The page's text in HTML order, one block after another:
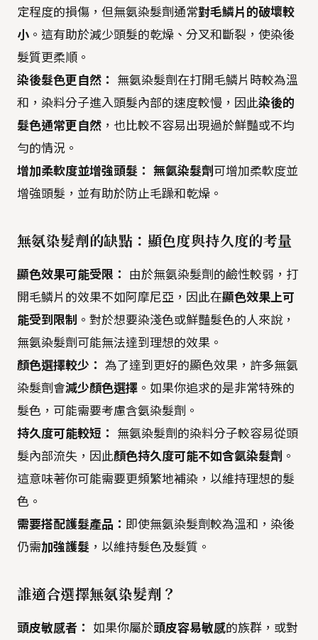
定程度的損傷，但無氨染髮劑通常對毛鱗片的破壞較
小 。這有助於減少頭髮的乾燥、分叉和斷裂，使染後
髮質更柔順。
染後髮色更自然：
無氨染髮劑在打開毛鱗片時較為溫
和，染料分子進入頭髮內部的速度較慢，因此染後的
髮色通常更自然 ，也比較不容易出現過於鮮豔或不均
勻的情況。
增加柔軟度並增強頭髮： 無氨染髮劑 可增加柔軟度並
增強頭髮，並有助於防止毛躁和乾燥。
無氨染髮劑的缺點：顯色度與持久度的考量
顯色效果可能受限：
由於無氨染髮劑的鹼性較弱，打
開毛鱗片的效果不如阿摩尼亞，因此在顯色效果上可
能受到限制 。對於想要染淺色或鮮豔髮色的人來說，
無氨染髮劑可能無法達到理想的效果。
顏色選擇較少： 為了達到更好的顯色效果，許多無氨
染髮劑會減少顏色選擇 。如果你追求的是非常特殊的
髮色，可能需要考慮含氨染髮劑。
持久度可能較短：
無氨染髮劑的染料分子較容易從頭
髮內部流失，因此顏色持久度可能不如含氨染髮劑 。
這意味著你可能需要更頻繁地補染，以維持理想的髮
色。
需要搭配護髮產品： 即使無氨染髮劑較為溫和，染後
仍需加強護髮 ，以維持髮色及髮質。
誰適合選擇無氨染髮劑？
頭皮敏感者： 如果你屬於頭皮容易敏感的族群，或對